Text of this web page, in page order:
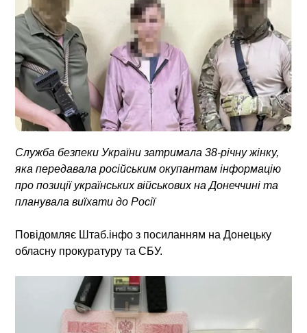
Служба безпеки України затримала 38-річну жінку,
яка передавала російським окупантам інформацію
про позиції українських військових на Донеччині та
планувала виїхати до Росії
Повідомляє Штаб.інфо з посиланням на Донецьку
обласну прокуратуру та СБУ.